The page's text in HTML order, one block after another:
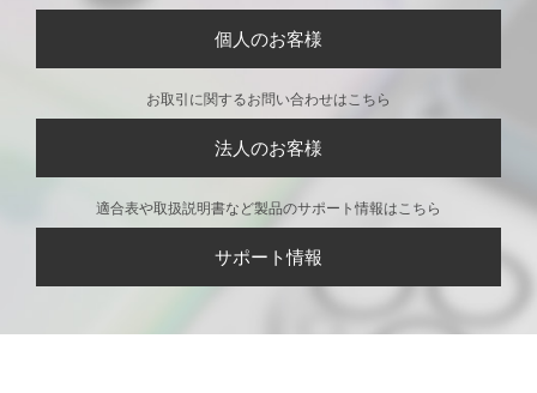
個人のお客様
お取引に関するお問い合わせはこちら
法人のお客様
適合表や取扱説明書など製品のサポート情報はこちら
サポート情報